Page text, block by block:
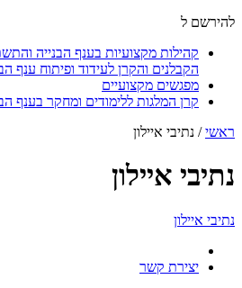
להירשם ל
קהילות מקצועיות בענף הבנייה
הקבלנים והקרן לעידוד ופיתוח ענף
מפגשים מקצועיים
קרן המלגות ללימודים ומחקר בענף
ראשי/ נתיבי איילון
נתיבי איילון
נתיבי איילון
יצירת קשר